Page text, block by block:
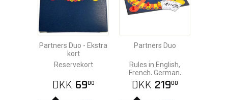
Partners Duo - Ekstra
kort
Reservekort
DKK 6900
Partners Duo
Rules in English,
French, German,
Italian, and Spanish
DKK 21900